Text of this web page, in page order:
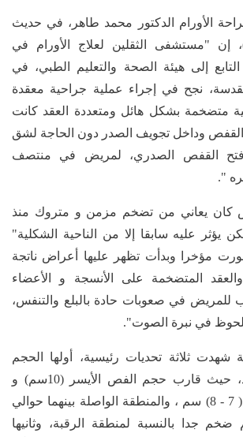
الأورام الدكتور محمد طاهر، في حديث
إن "مستشفى الثقلين لعلاج الأورام في
إلى هيئة الصحة والتعليم الطبي، في
نجح في إجراء عملية جراحية معقدة
متضخمة بشكل هائل ومتعددة العقد كانت
وداخل تجويف الصدر دون الحاجة لشق
القفص الصدري، لمريض في منتصف
".
كان يعاني من تضخم مزمن و متروك منذ
يؤثر عليه سابقا إلا من الناحية الشكلية"
مؤخرا وبدأت تظهر عليها أعراض ناتجة
المتضخمة على الأنسجة و الأعضاء
للمريض في صعوبات حادة بالبلع والتنفس،
في نبرة الصوت".
شهدت ثلاثة تحديات رئيسية، أولها الحجم
الهائل للغدة والعقد، حيث قارب حجم الفص الأيسر (10سم) و
الفص الأيمن ما بين( 7 - 8) سم ، والمنطقة الواصلة بينهما حوالي
جدا بالنسبة لمنطقة الرقبة، وثانيها